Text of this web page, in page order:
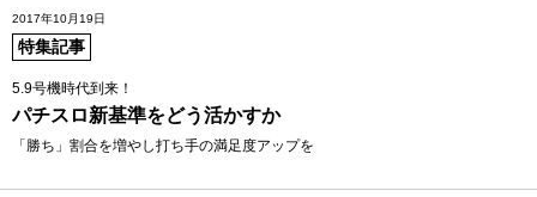
2017年10月19日
特集記事
5.9号機時代到来！
パチスロ新基準をどう活かすか
「勝ち」割合を増やし打ち手の満足度アップを